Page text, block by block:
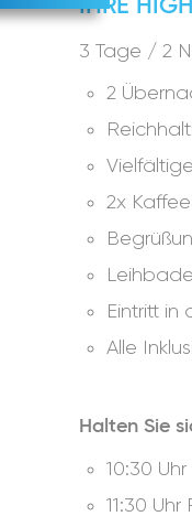
IHRE
3 Tage / 2
2
2x
Eintritt in
Alle
Halten Sie
10:30
11:30